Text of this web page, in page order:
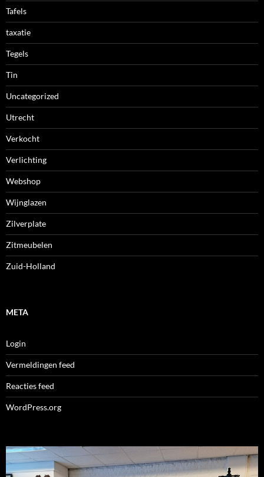
Tafels
taxatie
Tegels
Tin
Uncategorized
Utrecht
Verkocht
Verlichting
Webshop
Wijnglazen
Zilverplate
Zitmeubelen
Zuid-Holland
META
Login
Vermeldingen feed
Reacties feed
WordPress.org